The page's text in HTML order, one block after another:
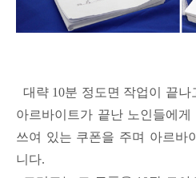
대략 10분 정도면 작업이 끝나
아르바이트가 끝난 노인들에게
쓰여 있는 쿠폰을 주며 아르바
니다.